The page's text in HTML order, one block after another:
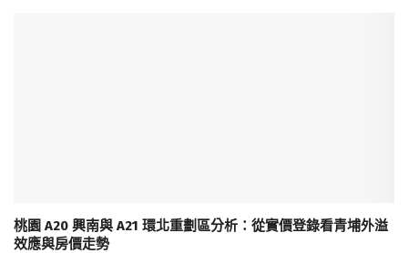
桃園 A20 興南與 A21 環北重劃區分析：從實價登錄看青埔外溢
效應與房價走勢